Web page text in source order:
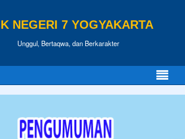
NEGERI 7 YOGYAKARTA
Unggul, Bertaqwa, dan Berkarakter